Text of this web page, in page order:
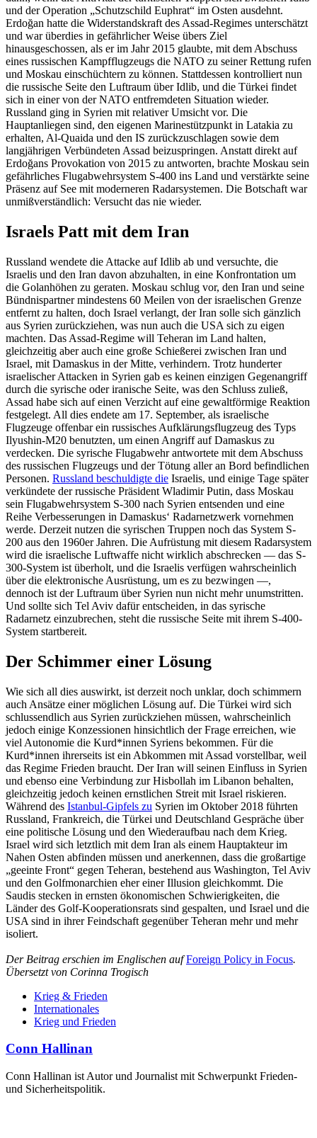
und der Operation „Schutzschild Euphrat“ im Osten ausdehnt.
Erdoğan hatte die Widerstandskraft des Assad-Regimes unterschätzt
und war überdies in gefährlicher Weise übers Ziel
hinausgeschossen, als er im Jahr 2015 glaubte, mit dem Abschuss
eines russischen Kampfflugzeugs die NATO zu seiner Rettung rufen
und Moskau einschüchtern zu können. Stattdessen kontrolliert nun
die russische Seite den Luftraum über Idlib, und die Türkei findet
sich in einer von der NATO entfremdeten Situation wieder.
Russland ging in Syrien mit relativer Umsicht vor. Die
Hauptanliegen sind, den eigenen Marinestützpunkt in Latakia zu
erhalten, Al-Quaida und den IS zurückzuschlagen sowie dem
langjährigen Verbündeten Assad beizuspringen. Anstatt direkt auf
Erdoğans Provokation von 2015 zu antworten, brachte Moskau sein
gefährliches Flugabwehrsystem S-400 ins Land und verstärkte seine
Präsenz auf See mit moderneren Radarsystemen. Die Botschaft war
unmißverständlich: Versucht das nie wieder.
Israels Patt mit dem Iran
Russland wendete die Attacke auf Idlib ab und versuchte, die
Israelis und den Iran davon abzuhalten, in eine Konfrontation um
die Golanhöhen zu geraten. Moskau schlug vor, den Iran und seine
Bündnispartner mindestens 60 Meilen von der israelischen Grenze
entfernt zu halten, doch Israel verlangt, der Iran solle sich gänzlich
aus Syrien zurückziehen, was nun auch die USA sich zu eigen
machten. Das Assad-Regime will Teheran im Land halten,
gleichzeitig aber auch eine große Schießerei zwischen Iran und
Israel, mit Damaskus in der Mitte, verhindern. Trotz hunderter
israelischer Attacken in Syrien gab es keinen einzigen Gegenangriff
durch die syrische oder iranische Seite, was den Schluss zuließ,
Assad habe sich auf einen Verzicht auf eine gewaltförmige Reaktion
festgelegt. All dies endete am 17. September, als israelische
Flugzeuge offenbar ein russisches Aufklärungsflugzeug des Typs
Ilyushin-M20 benutzten, um einen Angriff auf Damaskus zu
verdecken. Die syrische Flugabwehr antwortete mit dem Abschuss
des russischen Flugzeugs und der Tötung aller an Bord befindlichen
Personen. Russland beschuldigte die Israelis, und einige Tage später
verkündete der russische Präsident Wladimir Putin, dass Moskau
sein Flugabwehrsystem S-300 nach Syrien entsenden und eine
Reihe Verbesserungen in Damaskus‘ Radarnetzwerk vornehmen
werde. Derzeit nutzen die syrischen Truppen noch das System S-
200 aus den 1960er Jahren. Die Aufrüstung mit diesem Radarsystem
wird die israelische Luftwaffe nicht wirklich abschrecken — das S-
300-System ist überholt, und die Israelis verfügen wahrscheinlich
über die elektronische Ausrüstung, um es zu bezwingen —,
dennoch ist der Luftraum über Syrien nun nicht mehr unumstritten.
Und sollte sich Tel Aviv dafür entscheiden, in das syrische
Radarnetz einzubrechen, steht die russische Seite mit ihrem S-400-
System startbereit.
Der Schimmer einer Lösung
Wie sich all dies auswirkt, ist derzeit noch unklar, doch schimmern
auch Ansätze einer möglichen Lösung auf. Die Türkei wird sich
schlussendlich aus Syrien zurückziehen müssen, wahrscheinlich
jedoch einige Konzessionen hinsichtlich der Frage erreichen, wie
viel Autonomie die Kurd*innen Syriens bekommen. Für die
Kurd*innen ihrerseits ist ein Abkommen mit Assad vorstellbar, weil
das Regime Frieden braucht. Der Iran will seinen Einfluss in Syrien
und ebenso eine Verbindung zur Hisbollah im Libanon behalten,
gleichzeitig jedoch keinen ernstlichen Streit mit Israel riskieren.
Während des Istanbul-Gipfels zu Syrien im Oktober 2018 führten
Russland, Frankreich, die Türkei und Deutschland Gespräche über
eine politische Lösung und den Wiederaufbau nach dem Krieg.
Israel wird sich letztlich mit dem Iran als einem Hauptakteur im
Nahen Osten abfinden müssen und anerkennen, dass die großartige
„geeinte Front“ gegen Teheran, bestehend aus Washington, Tel Aviv
und den Golfmonarchien eher einer Illusion gleichkommt. Die
Saudis stecken in ernsten ökonomischen Schwierigkeiten, die
Länder des Golf-Kooperationsrats sind gespalten, und Israel und die
USA sind in ihrer Feindschaft gegenüber Teheran mehr und mehr
isoliert.
Der Beitrag erschien im Englischen aufForeign Policy in Focus.
Übersetzt von Corinna Trogisch
Krieg & Frieden
Internationales
Krieg und Frieden
Conn Hallinan
Conn Hallinan ist Autor und Journalist mit Schwerpunkt Frieden-
und Sicherheitspolitik.